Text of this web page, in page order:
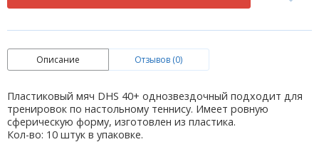
Описание Отзывов (0)
Пластиковый мяч DHS 40+ однозвездочный подходит для
тренировок по настольному теннису. Имеет ровную
сферическую форму, изготовлен из пластика.
Кол-во: 10 штук в упаковке.